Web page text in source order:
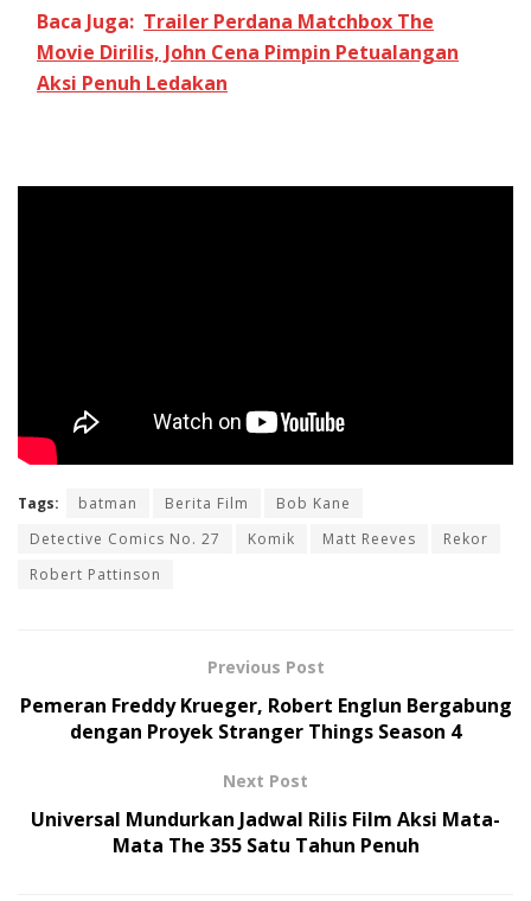
Baca Juga: Trailer Perdana Matchbox The
Movie Dirilis, John Cena Pimpin Petualangan
Aksi Penuh Ledakan
Tags: batman Berita Film
Bob Kane
Detective Comics No. 27
Komik Matt Reeves
Rekor
Robert Pattinson
Previous Post
Pemeran Freddy Krueger, Robert Englun Bergabung
dengan Proyek Stranger Things Season 4
Next Post
Universal Mundurkan Jadwal Rilis Film Aksi Mata-
Mata The 355 Satu Tahun Penuh